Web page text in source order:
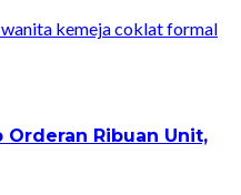
Orderan Ribuan Unit,